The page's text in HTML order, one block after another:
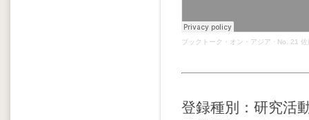
ブックトーク・オン・アジア · No. 21 佐
登録種別：研究活